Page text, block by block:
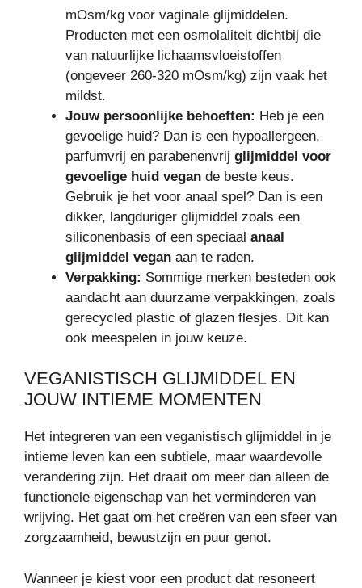
mOsm/kg voor vaginale glijmiddelen.
Producten met een osmolaliteit dichtbij die
van natuurlijke lichaamsvloeistoffen
(ongeveer 260-320 mOsm/kg) zijn vaak het
mildst.
Jouw persoonlijke behoeften: Heb je een
gevoelige huid? Dan is een hypoallergeen,
parfumvrij en parabenenvrij glijmiddel voor
gevoelige huid vegan de beste keus.
Gebruik je het voor anaal spel? Dan is een
dikker, langduriger glijmiddel zoals een
siliconenbasis of een speciaal anaal
glijmiddel vegan aan te raden.
Verpakking: Sommige merken besteden ook
aandacht aan duurzame verpakkingen, zoals
gerecycled plastic of glazen flesjes. Dit kan
ook meespelen in jouw keuze.
VEGANISTISCH GLIJMIDDEL EN
JOUW INTIEME MOMENTEN
Het integreren van een veganistisch glijmiddel in je
intieme leven kan een subtiele, maar waardevolle
verandering zijn. Het draait om meer dan alleen de
functionele eigenschap van het verminderen van
wrijving. Het gaat om het creëren van een sfeer van
zorgzaamheid, bewustzijn en puur genot.
Wanneer je kiest voor een product dat resoneert